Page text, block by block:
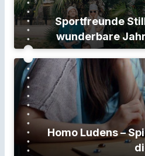
Sportfreunde
wunderbare
Homo Ludens –